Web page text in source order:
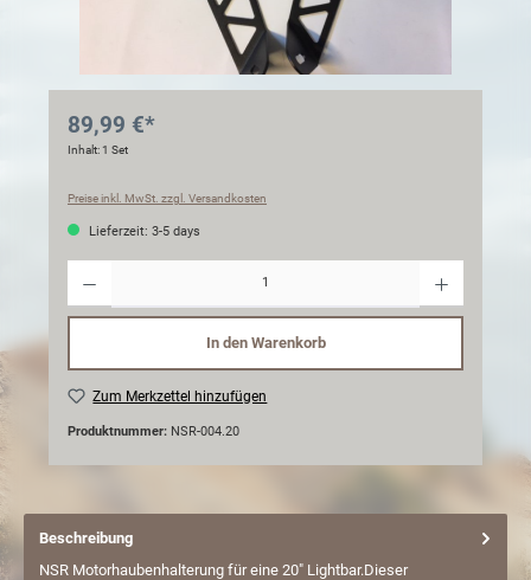
89,99 €*
Inhalt:1 Set
Preise inkl. MwSt. zzgl. Versandkosten
Lieferzeit: 3-5 days
In den Warenkorb
Zum Merkzettel hinzufügen
Produktnummer: NSR-004.20
Beschreibung
NSR Motorhaubenhalterung für eine 20" Lightbar.Dieser